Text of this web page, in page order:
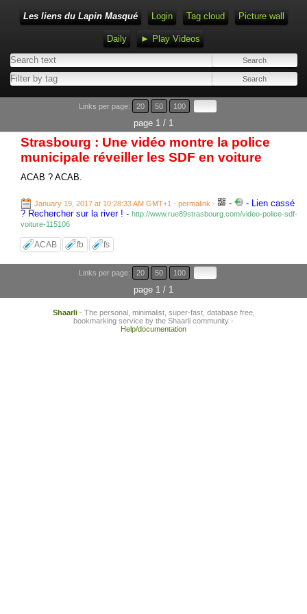
Les liens du Lapin Masqué Login Tag cloud Picture wall
Daily ► Play Videos
Links per page: 20 50 100
page 1 / 1
Strasbourg : Une vidéo montre la police
municipale réveiller les SDF en voiture
ACAB ? ACAB.
January 19, 2017 at 10:28:33 AM GMT+1 - permalink - - - Lien cassé
? Rechercher sur la river ! - http://www.rue89strasbourg.com/video-police-sdf-
voiture-115106
ACAB fb fs
Links per page: 20 50 100
page 1 / 1
Shaarli- The personal, minimalist, super-fast, database free,
bookmarking service by the Shaarli community -
Help/documentation